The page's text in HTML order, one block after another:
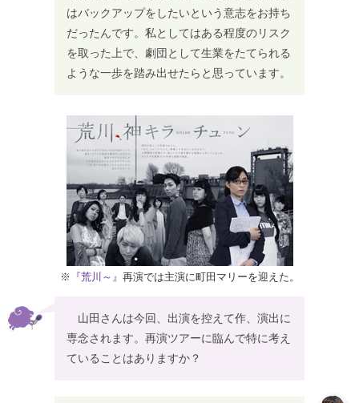
はバックアップをしたいという意志をお持ち
だったんです。私としてはある程度のリスク
を取った上で、劇団として生業をたてられる
ような一歩を踏み出せたらと思っています。
※ 『荒川～』 再演では主演に町田マリーを迎えた。
山田さんは今回、出演を控えて作、演出に
専念されます。再演ツアーに臨んで特に考え
ていることはありますか？